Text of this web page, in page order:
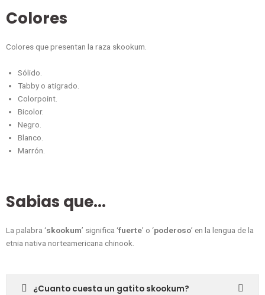
Colores
Colores que presentan la raza skookum.
Sólido.
Tabby o atigrado
Colorpoint.
Bicolor.
Negro.
Blanco
Marrón.
Sabias que...
La palabra ‘skookum’ significa ‘fuerte’ o ‘poderoso’ en la lengua de la
etnia nativa norteamericana chinook.
¿Cuanto cuesta un gatito skookum?